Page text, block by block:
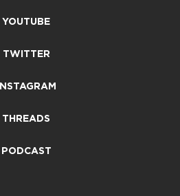
YOUTUBE
TWITTER
INSTAGRAM
THREADS
PODCAST